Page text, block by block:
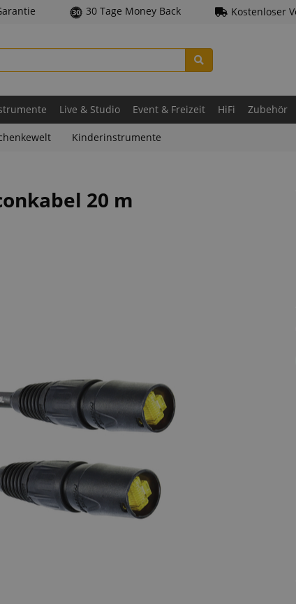
30 Tage Money Back Kostenloser
Live & Studio Event & Freizeit HiFi Zubehör
Kinderinstrumente
20 m